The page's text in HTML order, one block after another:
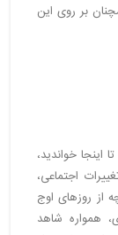
بر روی این
اینجا خواندید،
اجتماعی،
از روزهای اوج
همواره شاهد